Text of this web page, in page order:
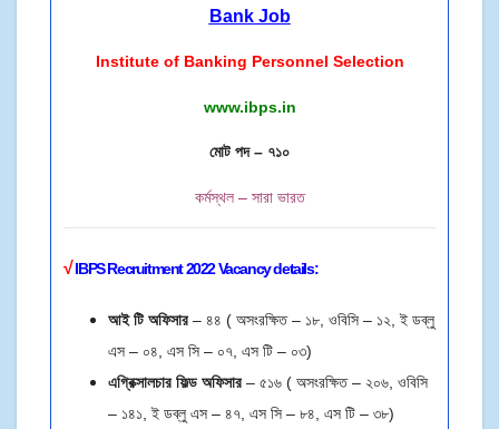
Bank Job
Institute of Banking Personnel Selection
www.ibps.in
মোট পদ – ৭১০
কর্মস্থল – সারা ভারত
√IBPS Recruitment 2022 Vacancy details:
আই টি অফিসার– ৪৪ ( অসংরক্ষিত – ১৮, ওবিসি – ১২, ই ডব্লু
এস – ০৪, এস সি – ০৭, এস টি – ০৩)
এগ্রিক্সালচার ফিল্ড অফিসার– ৫১৬ ( অসংরক্ষিত – ২০৬, ওবিসি
– ১৪১, ই ডব্লু এস – ৪৭, এস সি – ৮৪, এস টি – ৩৮)